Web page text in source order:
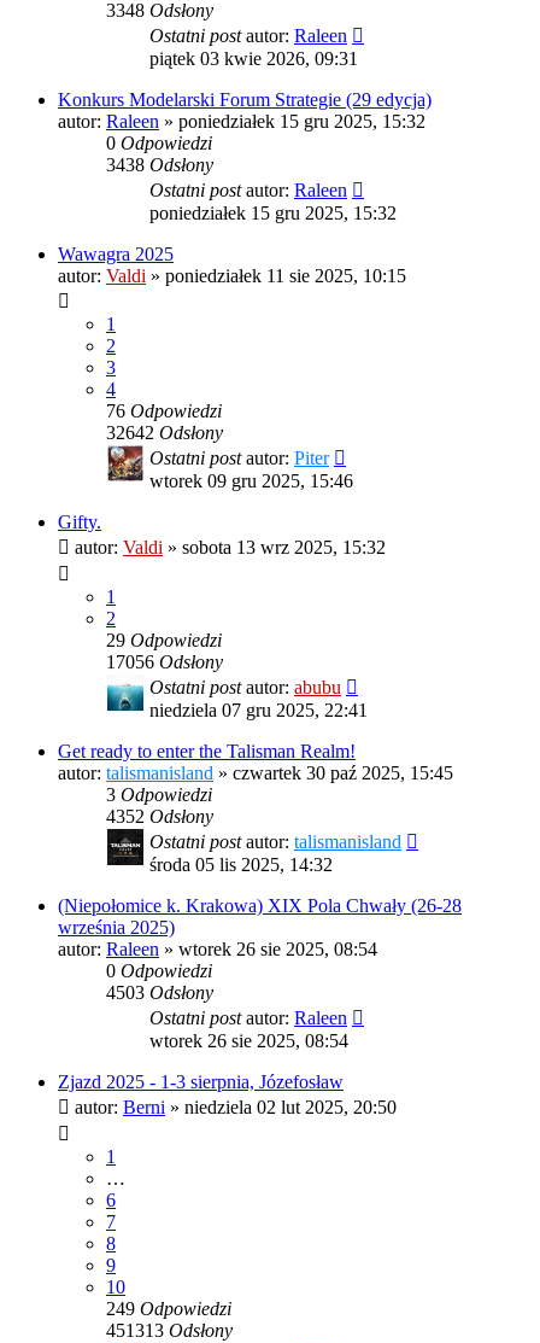
3348 Odsłony
Ostatni postautor: Raleen
piątek 03 kwie 2026, 09:31
Konkurs Modelarski Forum Strategie (29 edycja)
autor: Raleen » poniedziałek 15 gru 2025, 15:32
0 Odpowiedzi
3438 Odsłony
Ostatni postautor: Raleen
poniedziałek 15 gru 2025, 15:32
Wawagra 2025
autor: Valdi » poniedziałek 11 sie 2025, 10:15
1
2
3
4
76 Odpowiedzi
32642 Odsłony
Ostatni postautor: Piter
wtorek 09 gru 2025, 15:46
Gifty.
autor: Valdi » sobota 13 wrz 2025, 15:32
1
2
29 Odpowiedzi
17056 Odsłony
Ostatni postautor: abubu
niedziela 07 gru 2025, 22:41
Get ready to enter the Talisman Realm!
autor: talismanisland » czwartek 30 paź 2025, 15:45
3 Odpowiedzi
4352 Odsłony
Ostatni postautor: talismanisland
środa 05 lis 2025, 14:32
(Niepołomice k. Krakowa) XIX Pola Chwały (26-28
września 2025)
autor: Raleen » wtorek 26 sie 2025, 08:54
0 Odpowiedzi
4503 Odsłony
Ostatni postautor: Raleen
wtorek 26 sie 2025, 08:54
Zjazd 2025 - 1-3 sierpnia, Józefosław
autor: Berni » niedziela 02 lut 2025, 20:50
1
…
6
7
8
9
10
249 Odpowiedzi
451313 Odsłony